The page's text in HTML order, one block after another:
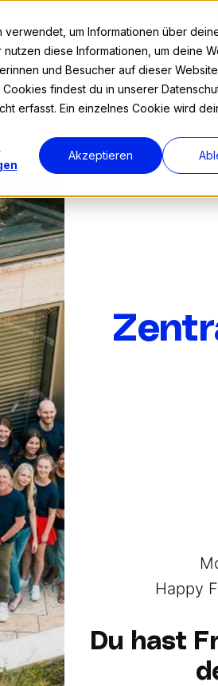
um Informationen über
diese Informationen, um deine
und Besucher auf dieser
findest du in unserer
erfasst. Ein einzelnes Cookie wird
Akzeptieren
Happy
Du hast